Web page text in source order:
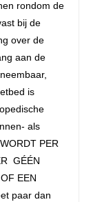
rondom de
bij de
over de
aan de
is
als
PER
GÉÉN
EEN
paar dan